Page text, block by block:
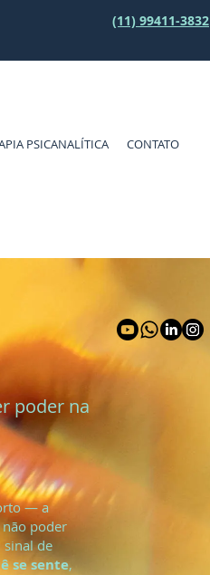
(11) 99411-3832
PSICANALÍTICA CONTATO
poder na
— a
poder
sinal de
se sente,